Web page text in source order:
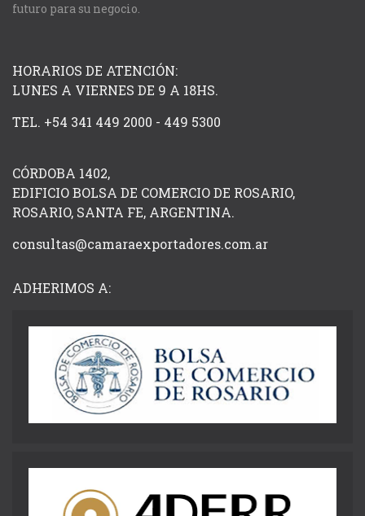
futuro para su negocio.
HORARIOS DE ATENCIÓN:
LUNES A VIERNES DE 9 A 18HS.
TEL. +54 341 449 2000 - 449 5300
CÓRDOBA 1402,
EDIFICIO BOLSA DE COMERCIO DE ROSARIO,
ROSARIO, SANTA FE, ARGENTINA.
consultas@camaraexportadores.com.ar
ADHERIMOS A: